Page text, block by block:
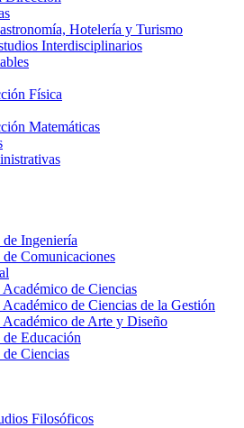
Hotelería y Turismo
Interdisciplinarios
Física
Matemáticas
Ingeniería
Comunicaciones
de Ciencias
de Ciencias de la Gestión
Académico de Arte y Diseño
Educación
Ciencias
Filosóficos